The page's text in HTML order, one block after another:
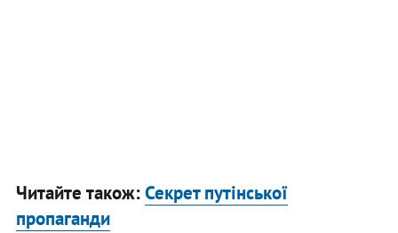
Читайте також:Секрет путінської
пропаганди